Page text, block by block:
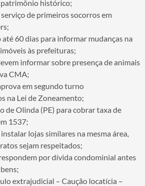
patrimônio histórico;
de primeiros socorros em
60 dias para informar mudanças na
às prefeituras;
informar sobre presença de animais
CMA;
em segundo turno
na Lei de Zoneamento;
de Olinda (PE) para cobrar taxa de
1537;
lojas similares na mesma área,
sejam respeitados;
por dívida condominial antes
extrajudicial – Caução locatícia –